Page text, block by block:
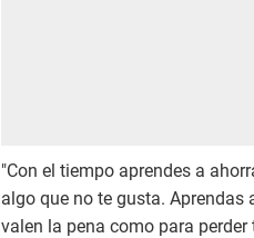
"Con el tiempo aprendes a
algo que no te gusta. Aprendas
valen la pena como para